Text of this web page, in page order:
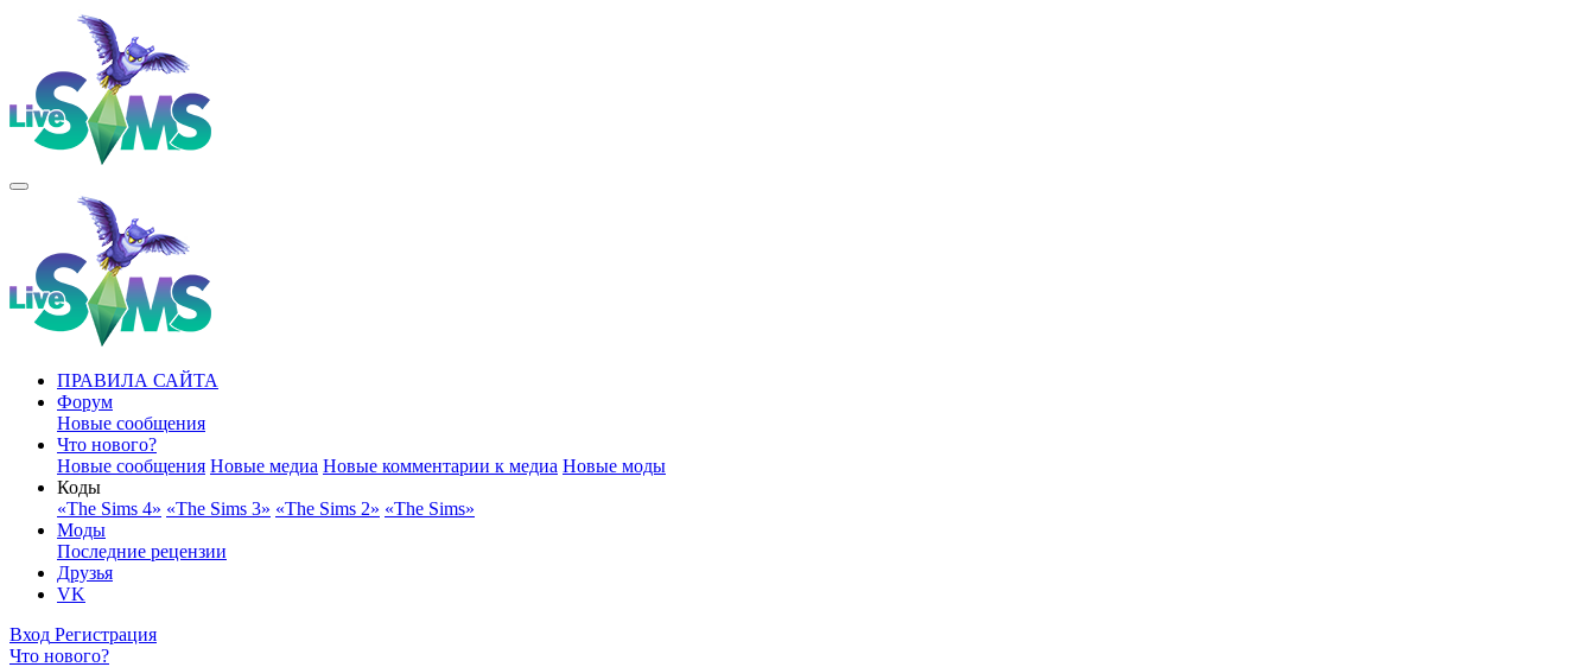
ПРАВИЛА САЙТА
Форум
Новые сообщения
Что нового?
Новые сообщения Новые медиа Новые комментарии к медиа Новые моды
Коды
«The Sims 4» «The Sims 3» «The Sims 2» «The Sims»
Моды
Последние рецензии
Друзья
VK
Вход Регистрация
Что нового?